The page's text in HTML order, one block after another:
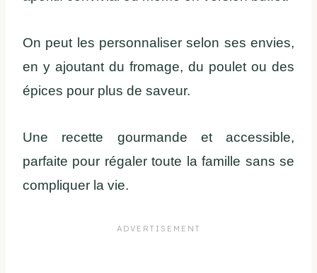
On peut les personnaliser selon ses envies,
en y ajoutant du fromage, du poulet ou des
épices pour plus de saveur.
Une recette gourmande et accessible,
parfaite pour régaler toute la famille sans se
compliquer la vie.